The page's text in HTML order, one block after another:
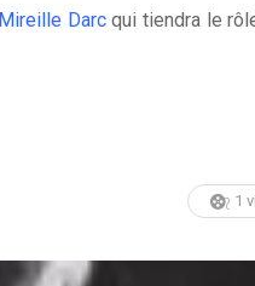
Mireille Darcqui tiendra le
1